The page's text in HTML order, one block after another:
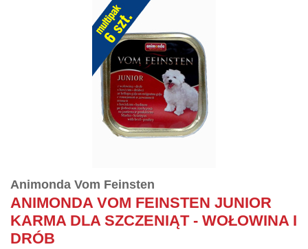
Animonda Vom Feinsten
ANIMONDA VOM FEINSTEN JUNIOR
KARMA DLA SZCZENIĄT - WOŁOWINA I
DRÓB